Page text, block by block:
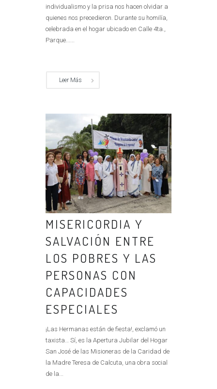
individualismo y la prisa nos hacen olvidar a
quienes nos precedieron. Durante su homilía,
celebrada en el hogar ubicado en Calle 4ta.,
Parque......
Leer Más
MISERICORDIA Y
SALVACIÓN ENTRE
LOS POBRES Y LAS
PERSONAS CON
CAPACIDADES
ESPECIALES
¡Las Hermanas están de fiesta!, exclamó un
taxista… Sí, es la Apertura Jubilar del Hogar
San José de las Misioneras de la Caridad de
la Madre Teresa de Calcuta, una obra social
de la...